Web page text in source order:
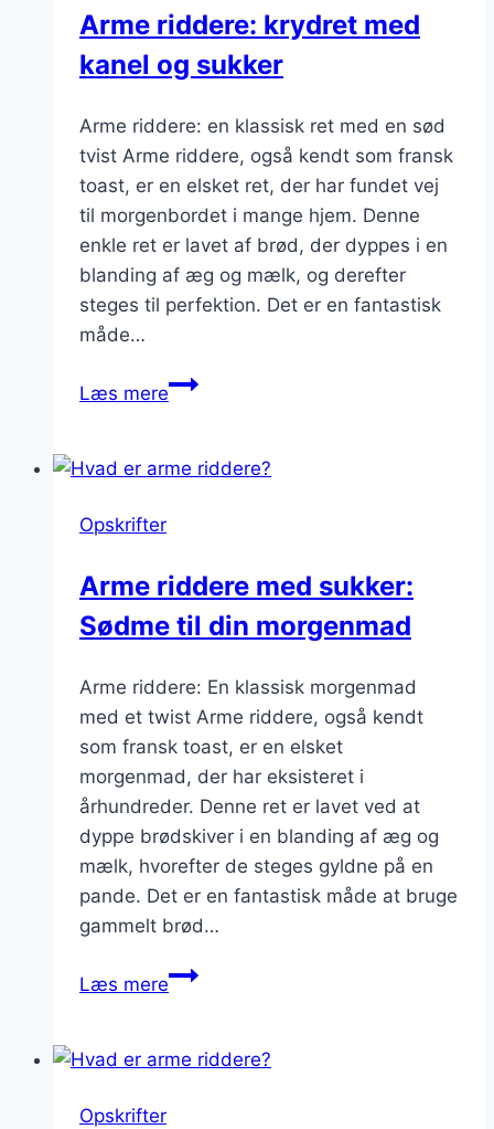
Arme riddere: krydret med
kanel og sukker
Arme riddere: en klassisk ret med en sød
tvist Arme riddere, også kendt som fransk
toast, er en elsket ret, der har fundet vej
til morgenbordet i mange hjem. Denne
enkle ret er lavet af brød, der dyppes i en
blanding af æg og mælk, og derefter
steges til perfektion. Det er en fantastisk
måde…
Læs mereArme
med
Opskrifter
Arme riddere med sukker:
Sødme til din morgenmad
Arme riddere: En klassisk morgenmad
med et twist Arme riddere, også kendt
som fransk toast, er en elsket
morgenmad, der har eksisteret i
århundreder. Denne ret er lavet ved at
dyppe brødskiver i en blanding af æg og
mælk, hvorefter de steges gyldne på en
pande. Det er en fantastisk måde at bruge
gammelt brød…
Læs mereArme
sukker:
Opskrifter